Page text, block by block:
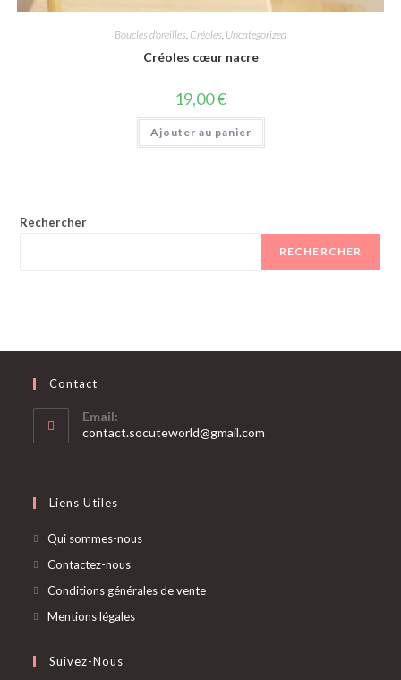
Boucles d'oreilles Créoles Uncategorized
Créoles cœur nacre
19,00€
Ajouter au panier
Rechercher
RECHERCHER
Contact
Email:
contact.socuteworld@gmail.com
Liens Utiles
Qui sommes-nous
Contactez-nous
Conditions générales de vente
Mentions légales
Suivez-Nous